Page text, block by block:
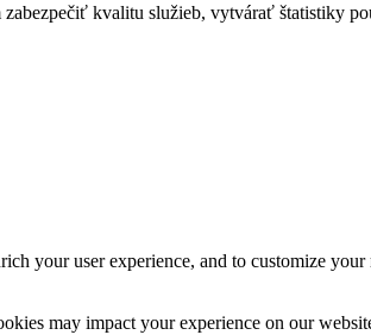
kvalitu služieb, vytvárať štatistiky
your user experience, and to customize
may impact your experience on our